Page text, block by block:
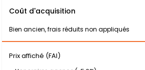
Coût d'acquisition
Bien ancien, frais réduits non appliqués
Prix affiché (FAI)